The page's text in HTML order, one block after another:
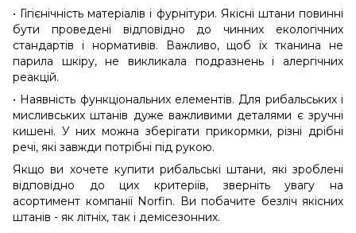
• Гігієнічність матеріалів і фурнітури. Якісні штани повинні
бути проведені відповідно до чинних екологічних
стандартів і нормативів. Важливо, щоб їх тканина не
парила шкіру, не викликала подразнень і алергічних
реакцій.
• Наявність функціональних елементів. Для рибальських і
мисливських штанів дуже важливими деталями є зручні
кишені. У них можна зберігати прикормки, різні дрібні
речі, які завжди потрібні під рукою.
Якщо ви хочете купити рибальські штани, які зроблені
відповідно до цих критеріїв, зверніть увагу на
асортимент компанії Norfin. Ви побачите безліч якісних
штанів - як літніх, так і демісезонних.